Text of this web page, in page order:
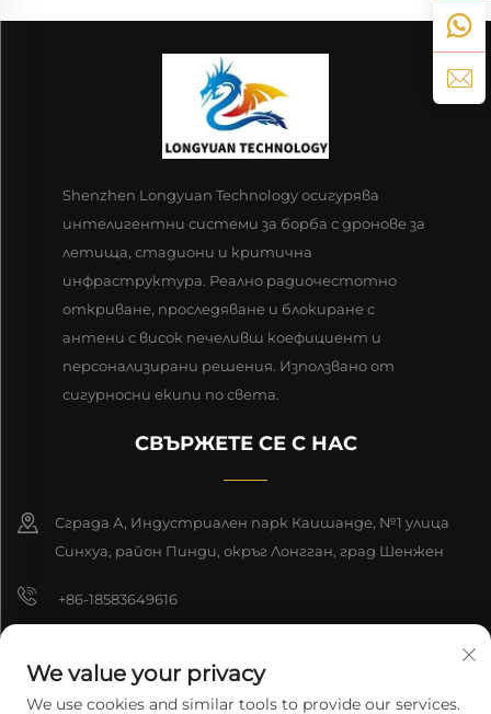
Shenzhen Longyuan Technology осигурява
интелигентни системи за борба с дронове за
летища, стадиони и критична
инфраструктура. Реално радиочестотно
откриване, проследяване и блокиране с
антени с висок печеливш коефициент и
персонализирани решения. Използвано от
сигурносни екипи по света.
СВЪРЖЕТЕ СЕ С НАС
Сграда А, Индустриален парк Каишанде, №1 улица
Синхуа, район Пинди, окръг Лонгган, град Шенжен
+86-18583649616
8618165761396
We value your privacy
We use cookies and similar tools to provide our services.